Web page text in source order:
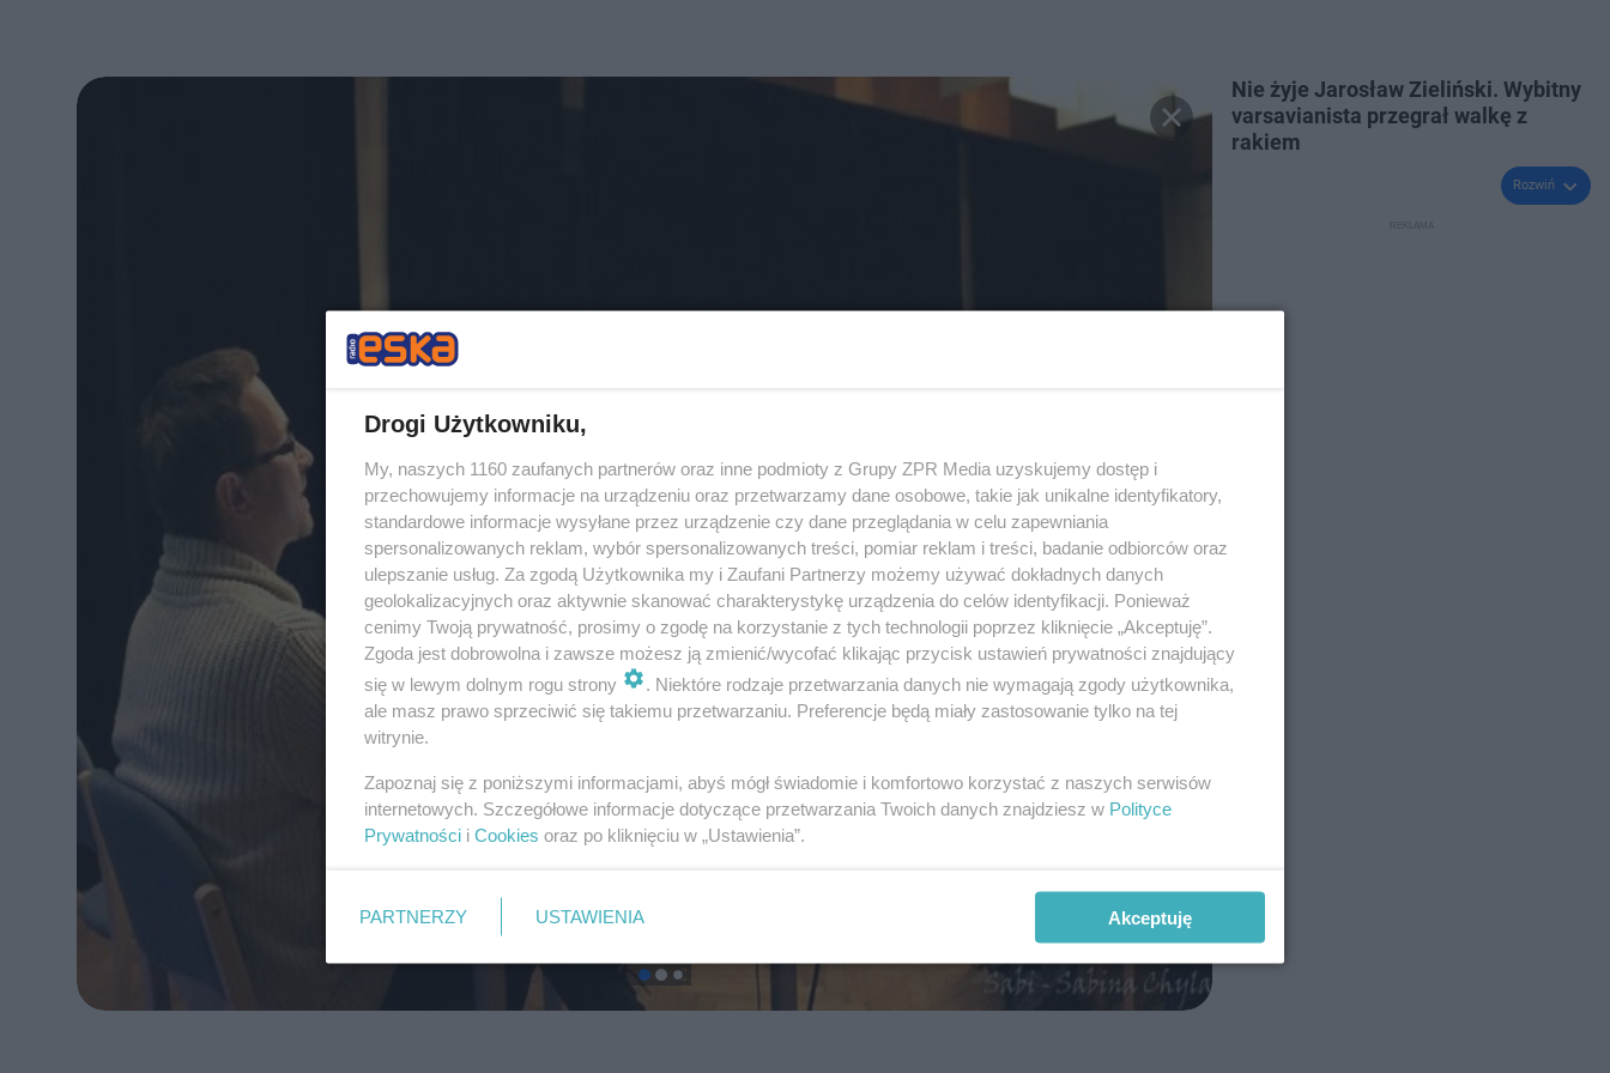
Nie żyje Jarosław Zieliński. Wybitny
varsavianista przegrał walkę z
rakiem
Rozwiń
Drogi Użytkowniku,
My, naszych 1160 zaufanych partnerów oraz inne podmioty z Grupy ZPR Media uzyskujemy dostęp i
przechowujemy informacje na urządzeniu oraz przetwarzamy dane osobowe, takie jak unikalne identyfikatory,
standardowe informacje wysyłane przez urządzenie czy dane przeglądania w celu zapewniania
spersonalizowanych reklam, wybór spersonalizowanych treści, pomiar reklam i treści, badanie odbiorców oraz
ulepszanie usług. Za zgodą Użytkownika my i Zaufani Partnerzy możemy używać dokładnych danych
geolokalizacyjnych oraz aktywnie skanować charakterystykę urządzenia do celów identyfikacji. Ponieważ
cenimy Twoją prywatność, prosimy o zgodę na korzystanie z tych technologii poprzez kliknięcie „Akceptuję”.
Zgoda jest dobrowolna i zawsze możesz ją zmienić/wycofać klikając przycisk ustawień prywatności znajdujący
się w lewym dolnym rogu strony
. Niektóre rodzaje przetwarzania danych nie wymagają zgody użytkownika,
ale masz prawo sprzeciwić się takiemu przetwarzaniu. Preferencje będą miały zastosowanie tylko na tej
witrynie.
Zapoznaj się z poniższymi informacjami, abyś mógł świadomie i komfortowo korzystać z naszych serwisów
internetowych. Szczegółowe informacje dotyczące przetwarzania Twoich danych znajdziesz w Polityce
Prywatności i Cookies oraz po kliknięciu w „Ustawienia”.
PARTNERZY USTAWIENIA Akceptuję